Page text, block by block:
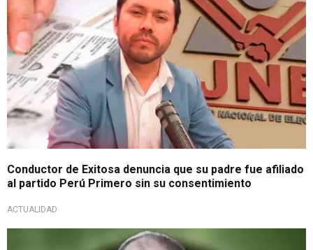
Conductor de Exitosa denuncia que su padre fue afiliado
al partido Perú Primero sin su consentimiento
ACTUALIDAD